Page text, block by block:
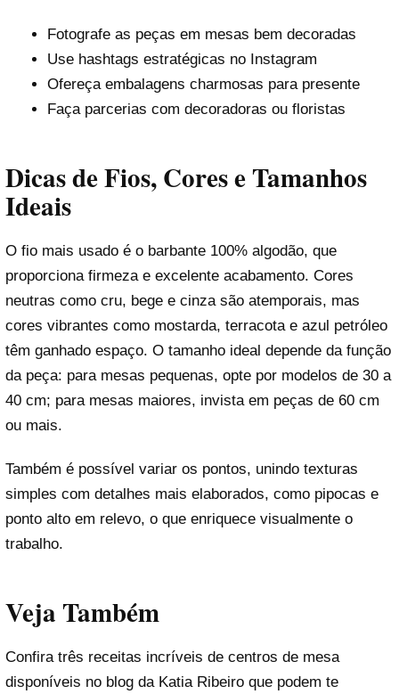
Fotografe as peças em mesas bem decoradas
Use hashtags estratégicas no Instagram
Ofereça embalagens charmosas para presente
Faça parcerias com decoradoras ou floristas
Dicas de Fios, Cores e Tamanhos
Ideais
O fio mais usado é o barbante 100% algodão, que
proporciona firmeza e excelente acabamento. Cores
neutras como cru, bege e cinza são atemporais, mas
cores vibrantes como mostarda, terracota e azul petróleo
têm ganhado espaço. O tamanho ideal depende da função
da peça: para mesas pequenas, opte por modelos de 30 a
40 cm; para mesas maiores, invista em peças de 60 cm
ou mais.
Também é possível variar os pontos, unindo texturas
simples com detalhes mais elaborados, como pipocas e
ponto alto em relevo, o que enriquece visualmente o
trabalho.
Veja Também
Confira três receitas incríveis de centros de mesa
disponíveis no blog da Katia Ribeiro que podem te